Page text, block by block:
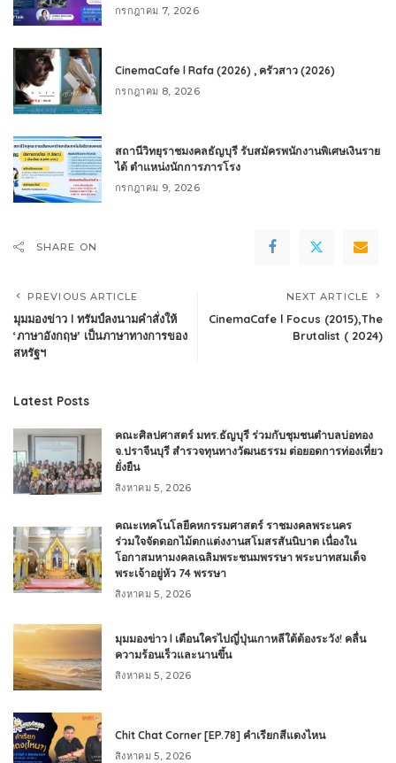
กรกฎาคม 7, 2026
CinemaCafe l Rafa (2026) , ครัวสาว (2026)
กรกฎาคม 8, 2026
สถานีวิทยุราชมงคลธัญบุรี รับสมัครพนักงานพิเศษเงินราย
ได้ ตำแหน่งนักการภารโรง
กรกฎาคม 9, 2026
SHARE ON
PREVIOUS ARTICLE
มุมมองข่าว l ทรัมป์ลงนามคำสั่งให้
‘ภาษาอังกฤษ’ เป็นภาษาทางการของ
สหรัฐฯ
NEXT ARTICLE
CinemaCafe l Focus (2015),The
Brutalist ( 2024)
Latest Posts
คณะศิลปศาสตร์ มทร.ธัญบุรี ร่วมกับชุมชนตำบลบ่อทอง
จ.ปราจีนบุรี สำรวจทุนทางวัฒนธรรม ต่อยอดการท่องเที่ยว
ยั่งยืน
สิงหาคม 5, 2026
คณะเทคโนโลยีคหกรรมศาสตร์ ราชมงคลพระนคร
ร่วมใจจัดดอกไม้ตกแต่งงานสโมสรสันนิบาต เนื่องใน
โอกาสมหามงคลเฉลิมพระชนมพรรษา พระบาทสมเด็จ
พระเจ้าอยู่หัว 74 พรรษา
สิงหาคม 5, 2026
มุมมองข่าว l เตือนใครไปญี่ปุ่นเกาหลีใต้ต้องระวัง! คลื่น
ความร้อนเร็วและนานขึ้น
สิงหาคม 5, 2026
Chit Chat Corner [EP.78] คำเรียกสีแดงไหน
สิงหาคม 5, 2026